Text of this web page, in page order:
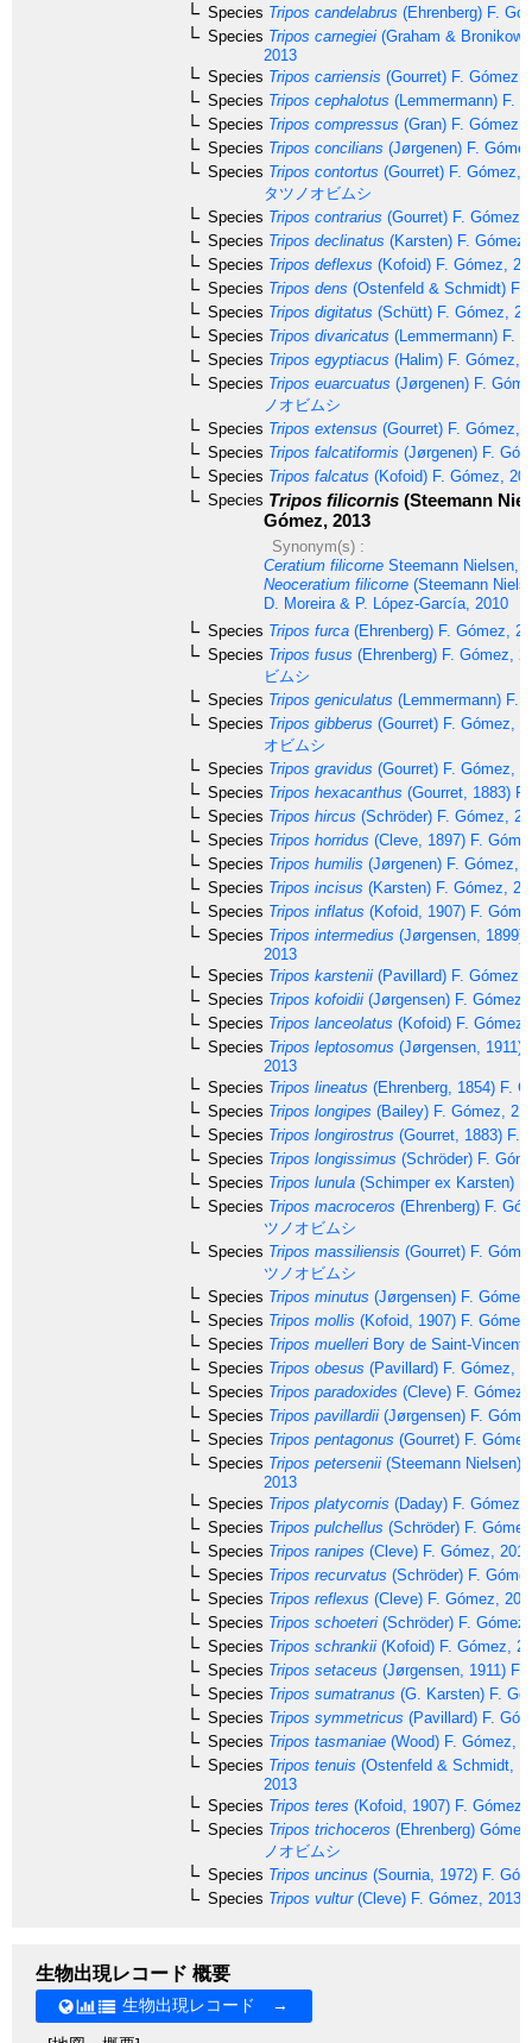
Species Tripos candelabrus (Ehrenberg) F.
Species Tripos carnegiei (Graham &
2013
Species Tripos carriensis (Gourret) F. Gómez,
Species Tripos cephalotus (Lemmermann) F.
Species Tripos compressus (Gran) F. Gómez,
Species Tripos concilians (Jørgenen) F.
Species Tripos contortus (Gourret) F. Gómez,
タツノオビムシ
Species Tripos contrarius (Gourret) F. Gómez,
Species Tripos declinatus (Karsten) F.
Species Tripos deflexus (Kofoid) F. Gómez,
Species Tripos dens (Ostenfeld & Schmidt) F.
Species Tripos digitatus (Schütt) F. Gómez,
Species Tripos divaricatus (Lemmermann) F.
Species Tripos egyptiacus (Halim) F. Gómez,
Species Tripos euarcuatus (Jørgenen) F.
ノオビムシ
Species Tripos extensus (Gourret) F. Gómez,
Species Tripos falcatiformis (Jørgenen) F.
Species Tripos falcatus (Kofoid) F. Gómez,
Species Tripos filicornis (Steemann
Gómez, 2013
Synonym(s) :
Ceratium filicorne Steemann Nielsen,
Neoceratium filicorne (Steemann
D. Moreira & P. López-García, 2010
Species Tripos furca (Ehrenberg) F. Gómez,
Species Tripos fusus (Ehrenberg) F. Gómez,
ビムシ
Species Tripos geniculatus (Lemmermann) F.
Species Tripos gibberus (Gourret) F. Gómez,
オビムシ
Species Tripos gravidus (Gourret) F. Gómez,
Species Tripos hexacanthus (Gourret, 1883)
Species Tripos hircus (Schröder) F. Gómez,
Species Tripos horridus (Cleve, 1897) F.
Species Tripos humilis (Jørgenen) F. Gómez,
Species Tripos incisus (Karsten) F. Gómez,
Species Tripos inflatus (Kofoid, 1907) F.
Species Tripos intermedius (Jørgensen, 1899)
2013
Species Tripos karstenii (Pavillard) F. Gómez,
Species Tripos kofoidii (Jørgensen) F. Gómez,
Species Tripos lanceolatus (Kofoid) F. Gómez,
Species Tripos leptosomus (Jørgensen, 1911)
2013
Species Tripos lineatus (Ehrenberg, 1854) F.
Species Tripos longipes (Bailey) F. Gómez,
Species Tripos longirostrus (Gourret, 1883) F.
Species Tripos longissimus (Schröder) F.
Species Tripos lunula (Schimper ex Karsten)
Species Tripos macroceros (Ehrenberg) F.
ツノオビムシ
Species Tripos massiliensis (Gourret) F.
ツノオビムシ
Species Tripos minutus (Jørgensen) F.
Species Tripos mollis (Kofoid, 1907) F.
Species Tripos muelleri Bory de Saint-Vincent,
Species Tripos obesus (Pavillard) F. Gómez,
Species Tripos paradoxides (Cleve) F. Gómez,
Species Tripos pavillardii (Jørgensen) F.
Species Tripos pentagonus (Gourret) F.
Species Tripos petersenii (Steemann Nielsen)
2013
Species Tripos platycornis (Daday) F. Gómez,
Species Tripos pulchellus (Schröder) F.
Species Tripos ranipes (Cleve) F. Gómez, 2013
Species Tripos recurvatus (Schröder) F.
Species Tripos reflexus (Cleve) F. Gómez,
Species Tripos schoeteri (Schröder) F.
Species Tripos schrankii (Kofoid) F. Gómez,
Species Tripos setaceus (Jørgensen, 1911) F.
Species Tripos sumatranus (G. Karsten) F.
Species Tripos symmetricus (Pavillard) F.
Species Tripos tasmaniae (Wood) F. Gómez,
Species Tripos tenuis (Ostenfeld & Schmidt,
2013
Species Tripos teres (Kofoid, 1907) F. Gómez,
Species Tripos trichoceros (Ehrenberg)
ノオビムシ
Species Tripos uncinus (Sournia, 1972) F.
Species Tripos vultur(Cleve) F. Gómez, 2013
生物出現レコード 概要
生物出現レコード →